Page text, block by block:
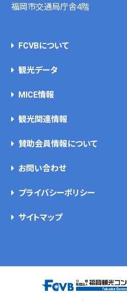
福岡市交通局庁舎4階
FCVBについて
観光データ
MICE情報
観光関連情報
賛助会員情報について
お問い合わせ
プライバシーポリシー
サイトマップ